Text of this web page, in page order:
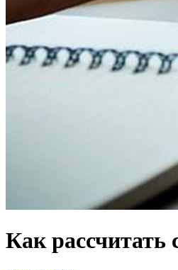
Как рассчитать